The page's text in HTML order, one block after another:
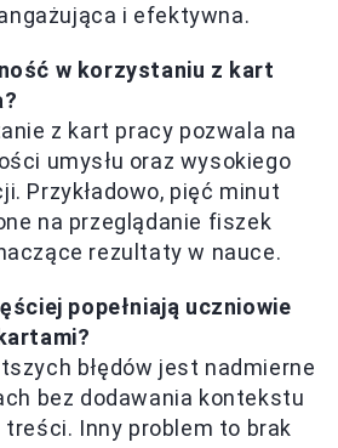
i efektywna.
w korzystaniu z kart
z kart pracy pozwala na
umysłu oraz wysokiego
Przykładowo, pięć minut
na przeglądanie fiszek
rezultaty w nauce.
popełniają uczniowie
błędów jest nadmierne
bez dodawania kontekstu
Inny problem to brak